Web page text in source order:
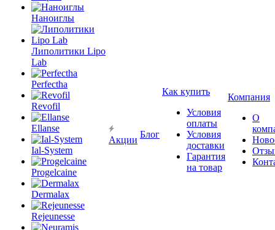
Наноиглы
Липолитики Lipo
Lab
Perfectha
Revofil
Ellanse
Ial-System
Progelcaine
Dermalax
Rejeunesse
Акции
Блог
Как купить
Условия
оплаты
Условия
доставки
Гарантия
на товар
Компания
О